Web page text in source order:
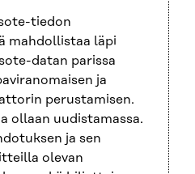
tiedon
mahdollistaa läpi
datan parissa
ja
perustamisen.
ollaan uudistamassa.
ja sen
olevan